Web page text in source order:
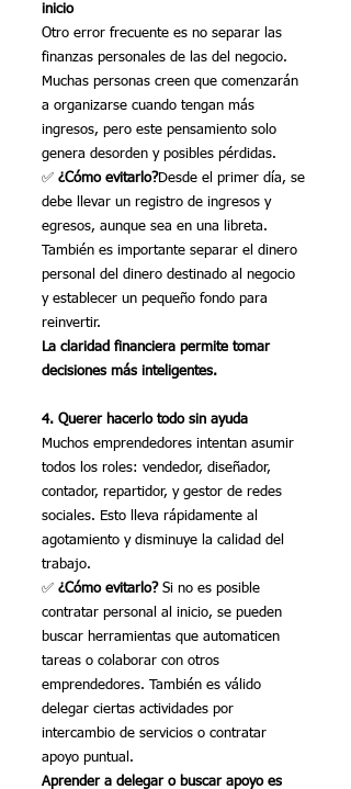
inicio
Otro error frecuente es no separar las
finanzas personales de las del negocio.
Muchas personas creen que comenzarán
a organizarse cuando tengan más
ingresos, pero este pensamiento solo
genera desorden y posibles pérdidas.
✅ ¿Cómo evitarlo?Desde el primer día, se
debe llevar un registro de ingresos y
egresos, aunque sea en una libreta.
También es importante separar el dinero
personal del dinero destinado al negocio
y establecer un pequeño fondo para
reinvertir.
La claridad financiera permite tomar
decisiones más inteligentes.
4. Querer hacerlo todo sin ayuda
Muchos emprendedores intentan asumir
todos los roles: vendedor, diseñador,
contador, repartidor, y gestor de redes
sociales. Esto lleva rápidamente al
agotamiento y disminuye la calidad del
trabajo.
✅ ¿Cómo evitarlo? Si no es posible
contratar personal al inicio, se pueden
buscar herramientas que automaticen
tareas o colaborar con otros
emprendedores. También es válido
delegar ciertas actividades por
intercambio de servicios o contratar
apoyo puntual.
Aprender a delegar o buscar apoyo es